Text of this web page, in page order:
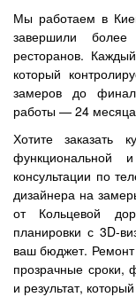
Мы работаем в
завершили
ресторанов.
который
замеров до
работы — 24
Хотите заказать
функциональной
консультации по
дизайнера на
от Кольцевой
планировки с 3D-
ваш бюджет.
прозрачные сроки,
и результат,